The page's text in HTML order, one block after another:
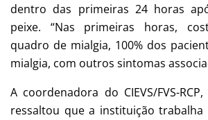
dentro das primeiras 24 horas
peixe. “Nas primeiras horas,
quadro de mialgia, 100% dos
mialgia, com outros sintomas
A coordenadora do CIEVS/FVS-
ressaltou que a instituição